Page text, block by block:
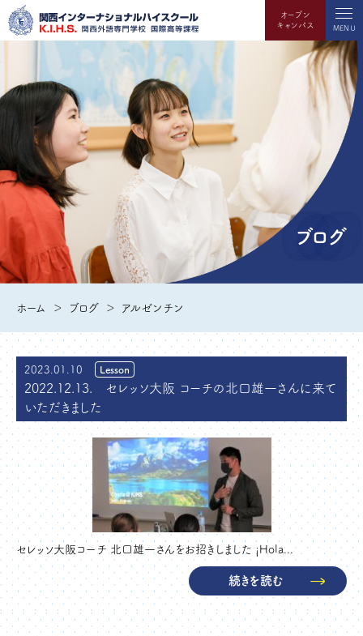
オープン
キャンパス
MENU
ブログ
ホーム ブログ アルゼンチン
2023.01.10 Lesson
2022.12.13. セレッソ大阪 コーチの北口雄一さんに来て
いただきました
セレッソ大阪コーチ 北口雄一さんをお招きしました ¡Hola...
続きを読む